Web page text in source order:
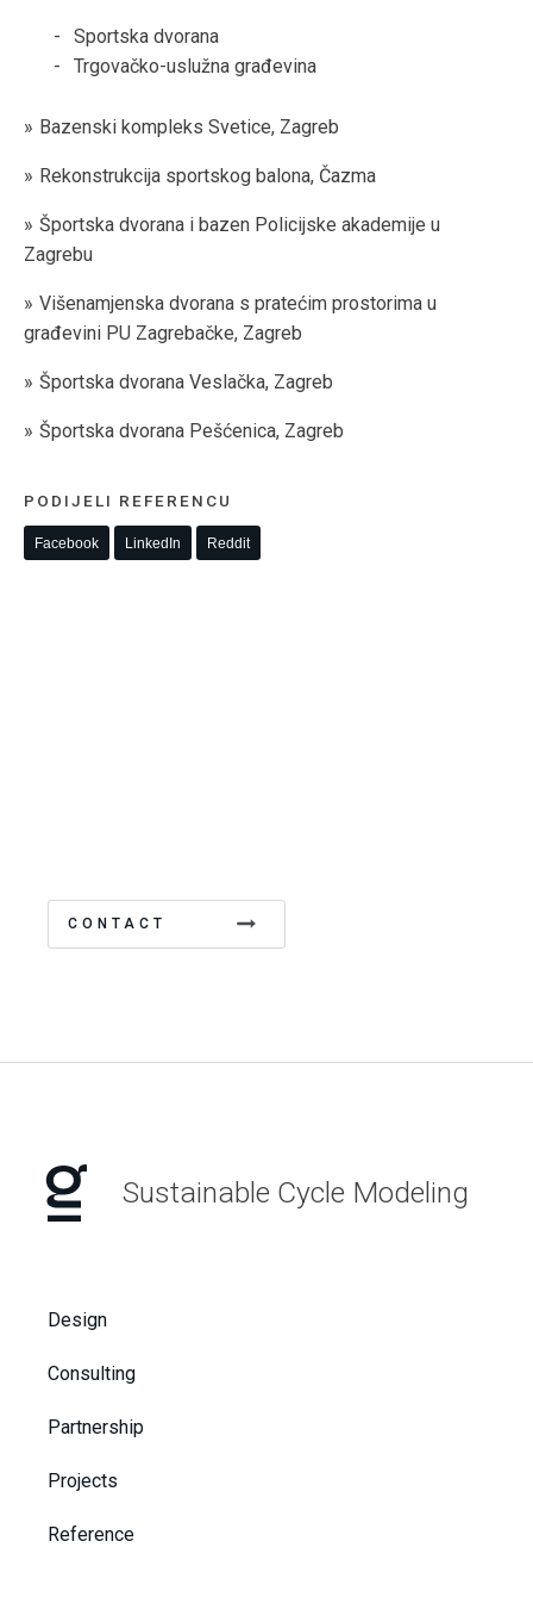
Sportska dvorana
Trgovačko-uslužna građevina
Bazenski kompleks Svetice, Zagreb
Rekonstrukcija sportskog balona, Čazma
Športska dvorana i bazen Policijske akademije u
Zagrebu
Višenamjenska dvorana s pratećim prostorima u
građevini PU Zagrebačke, Zagreb
Športska dvorana Veslačka, Zagreb
Športska dvorana Pešćenica, Zagreb
PODIJELI REFERENCU
Facebook LinkedIn Reddit
CONTACT
Sustainable Cycle Modeling
Design
Consulting
Partnership
Projects
Reference